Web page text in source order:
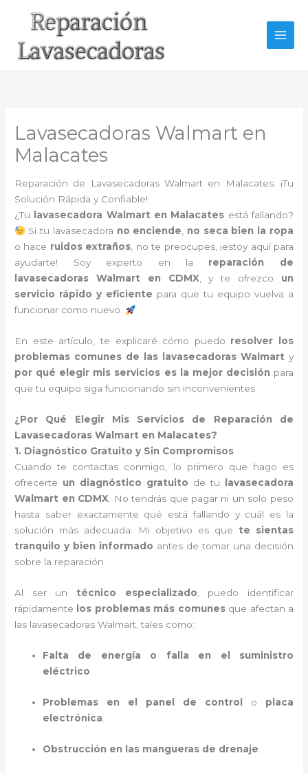
Lavasecadoras Walmart en
Malacates
Reparación de Lavasecadoras Walmart en Malacates: ¡Tu
Solución Rápida y Confiable!
¿Tu
lavasecadora Walmart en Malacates está fallando?
Si tu lavasecadora no enciende, no seca bien la ropa
o hace ruidos extraños, no te preocupes, ¡estoy aquí para
ayudarte! Soy experto en la reparación de
lavasecadoras Walmart en CDMX, y te ofrezco un
servicio rápido y eficiente para que tu equipo vuelva a
funcionar como nuevo.
En este artículo, te explicaré cómo puedo resolver los
problemas comunes de las lavasecadoras Walmart y
por qué elegir mis servicios es la mejor decisión para
que tu equipo siga funcionando sin inconvenientes.
¿Por Qué Elegir Mis Servicios de Reparación de
Lavasecadoras Walmart en Malacates?
1. Diagnóstico Gratuito y Sin Compromisos
Cuando te contactas conmigo, lo primero que hago es
ofrecerte un diagnóstico gratuito de tu
lavasecadora
Walmart en CDMX . No tendrás que pagar ni un solo peso
hasta saber exactamente qué está fallando y cuál es la
solución más adecuada. Mi objetivo es que te sientas
tranquilo y bien informado antes de tomar una decisión
sobre la reparación.
Al ser un técnico especializado , puedo identificar
rápidamente
los problemas más comunesque afectan a
las lavasecadoras Walmart, tales como:
Falta de energía o falla en el suministro
eléctrico
Problemas en el panel de control o placa
electrónica
Obstrucción en las mangueras de drenaje